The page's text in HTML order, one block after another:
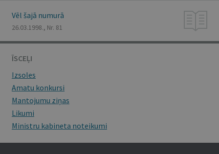
Vēl šajā numurā
26.03.1998., Nr. 81
ĪSCEĻI
Izsoles
Amatu konkursi
Mantojumu ziņas
Likumi
Ministru kabineta noteikumi